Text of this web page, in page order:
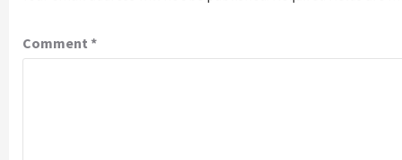
Comment *